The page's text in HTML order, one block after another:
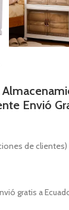
Envió
de clientes)
gratis a